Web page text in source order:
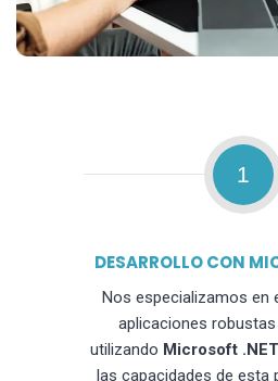
1
DESARROLLO CON
Nos especializamos en
aplicaciones
utilizando Microsoft .NET
las capacidades de esta